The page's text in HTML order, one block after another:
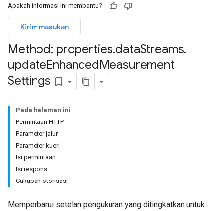
Apakah informasi ini membantu?
Kirim masukan
Method: properties.dataStreams.
updateEnhancedMeasurement
Settings
Pada halaman ini
Permintaan HTTP
Parameter jalur
Parameter kueri
Isi permintaan
Isi respons
Cakupan otorisasi
Memperbarui setelan pengukuran yang ditingkatkan untuk